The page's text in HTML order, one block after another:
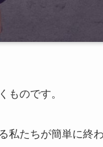
ものです。
私たちが簡単に終